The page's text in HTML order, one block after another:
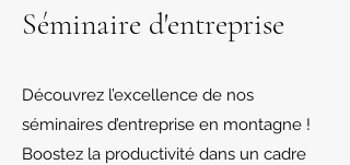
Séminaire d'entreprise
Découvrez l’excellence de nos
séminaires d’entreprise en montagne !
Boostez la productivité dans un cadre